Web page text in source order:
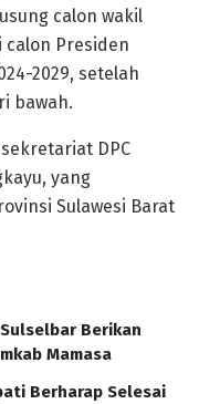
calon wakil
Presiden
2029, setelah
bawah.
DPC
yang
Sulawesi Barat
Sulselbar Berikan
Mamasa
Berharap Selesai